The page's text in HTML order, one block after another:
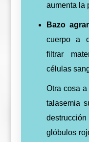
aumenta la
Bazo
cuerpo a
filtrar
células
Otra cosa
talasemia
glóbulos